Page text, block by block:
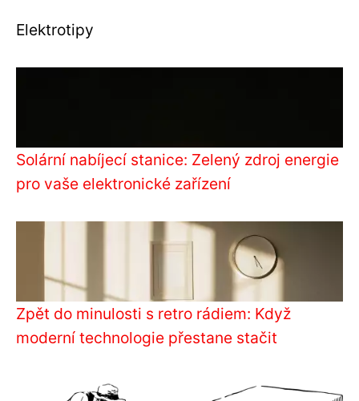
Elektrotipy
Solární nabíjecí stanice: Zelený zdroj energie
pro vaše elektronické zařízení
Zpět do minulosti s retro rádiem: Když
moderní technologie přestane stačit